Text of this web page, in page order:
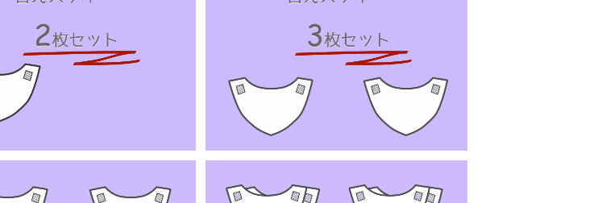
替えスタイ：まとめ買い2枚
¥1,710
替えスタイ：まとめ買い3枚
¥2,484